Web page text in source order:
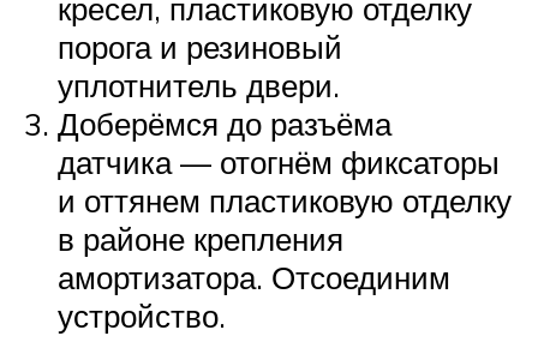
кресел, пластиковую отделку
порога и резиновый
уплотнитель двери.
Доберёмся до разъёма
датчика — отогнём фиксаторы
и оттянем пластиковую отделку
в районе крепления
амортизатора. Отсоединим
устройство.